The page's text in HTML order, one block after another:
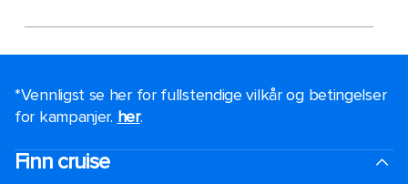
*Vennligst se her for fullstendige vilkår og betingelser
for kampanjer. her.
Finn cruise